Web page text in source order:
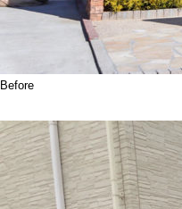
Before